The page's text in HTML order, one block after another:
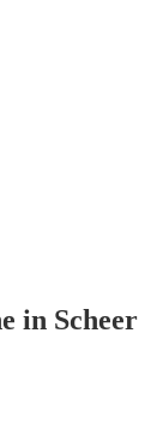
in Scheer